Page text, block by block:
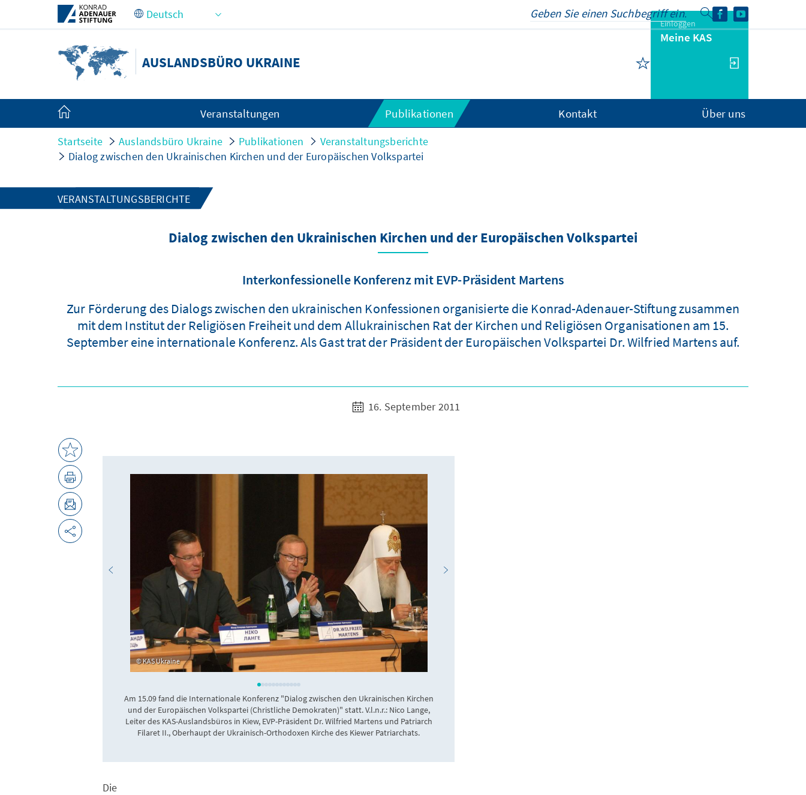
Zum Hauptinhalt springen
AUSLANDSBÜRO UKRAINE
Einloggen
Meine KAS
Veranstaltungen Publikationen Kontakt Über uns
Startseite Auslandsbüro Ukraine Publikationen
Veranstaltungsberichte
Dialog zwischen den Ukrainischen Kirchen und der Europäischen Volkspartei
VERANSTALTUNGSBERICHTE
Dialog zwischen den Ukrainischen Kirchen und der Europäischen Volkspartei
Interkonfessionelle Konferenz mit EVP-Präsident Martens
Zur Förderung des Dialogs zwischen den ukrainischen Konfessionen organisierte die Konrad-Adenauer-Stiftung zusammen
mit dem Institut der Religiösen Freiheit und dem Allukrainischen Rat der Kirchen und Religiösen Organisationen am 15.
September eine internationale Konferenz. Als Gast trat der Präsident der Europäischen Volkspartei Dr. Wilfried Martens auf.
16. September 2011
KAS Ukraine
Am 15.09 fand die Internationale Konferenz "Dialog zwischen den Ukrainischen Kirchen
und der Europäischen Volkspartei (Christliche Demokraten)" statt. V.l.n.r.: Nico Lange,
Leiter des KAS-Auslandsbüros in Kiew, EVP-Präsident Dr. Wilfried Martens und Patriarch
Filaret II., Oberhaupt der Ukrainisch-Orthodoxen Kirche des Kiewer Patriarchats.
Die